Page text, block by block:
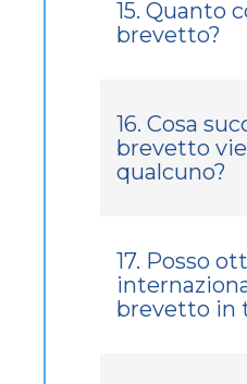
15. Quanto
brevetto?
16. Cosa
brevetto
qualcuno?
17. Posso
brevetto in